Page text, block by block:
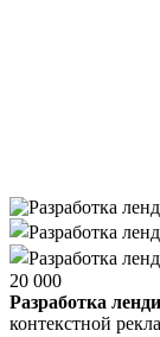
20 000
Разработка
контекстной